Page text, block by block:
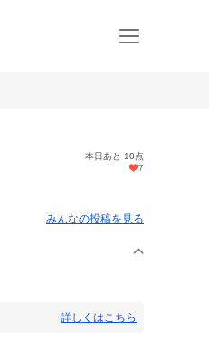
本日あと 10点
7
みんなの投稿を見る
詳しくはこちら